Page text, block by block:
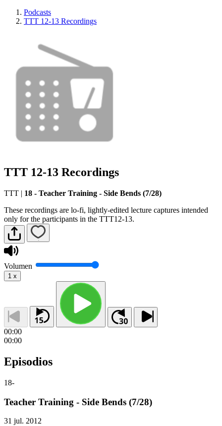
Podcasts
TTT 12-13 Recordings
TTT 12-13 Recordings
TTT | 18 - Teacher Training - Side Bends (7/28)
These recordings are lo-fi, lightly-edited lecture captures intended
only for the participants in the TTT12-13.
Volumen
1 x
00:00
00:00
Episodios
18-
Teacher Training - Side Bends (7/28)
31 jul. 2012